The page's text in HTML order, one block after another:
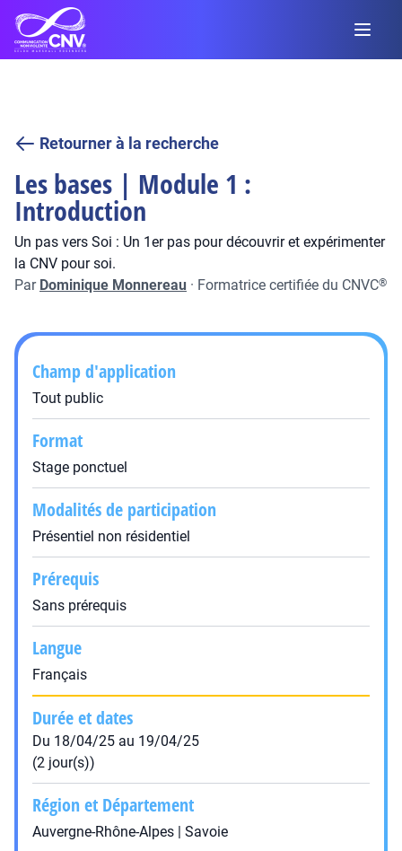
Retourner à la recherche
Les bases | Module 1 :
Introduction
Un pas vers Soi : Un 1er pas pour découvrir et expérimenter
la CNV pour soi.
Par Dominique Monnereau · Formatrice certifiée du CNVC®
Champ d'application
Tout public
Format
Stage ponctuel
Modalités de participation
Présentiel non résidentiel
Prérequis
Sans prérequis
Langue
Français
Durée et dates
Du 18/04/25 au 19/04/25
(2 jour(s))
Région et Département
Auvergne-Rhône-Alpes | Savoie